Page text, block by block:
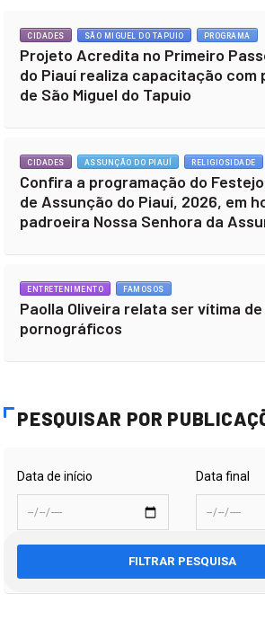
CIDADES SÃO MIGUEL DO TAPUIO PROGRAMA
Projeto Acredita no Primeiro
do Piauí realiza capacitação com
de São Miguel do Tapuio
CIDADES ASSUNÇÃO DO PIAUÍ RELIGIOSIDADE
Confira a programação do
de Assunção do Piauí, 2026, em
padroeira Nossa Senhora da
ENTRETENIMENTO FAMOSOS
Paolla Oliveira relata ser vítima
pornográficos
PESQUISAR POR
Data de início Data final
FILTRAR PESQUISA